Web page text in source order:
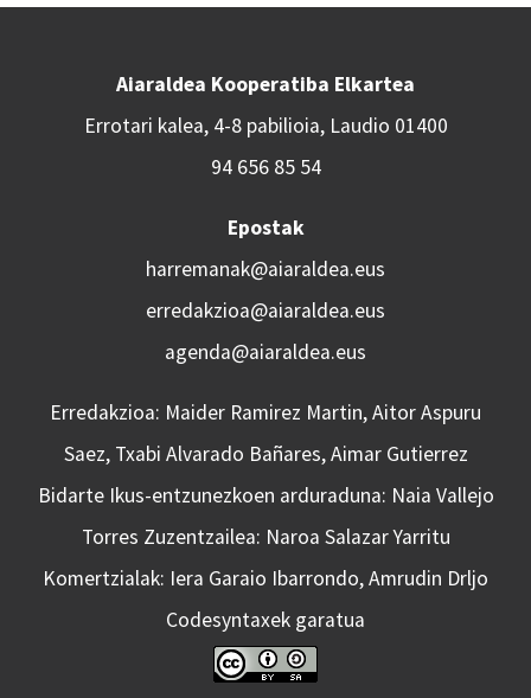
Aiaraldea Kooperatiba Elkartea
Errotari kalea, 4-8 pabilioia, Laudio 01400
94 656 85 54
Epostak
harremanak@aiaraldea.eus
erredakzioa@aiaraldea.eus
agenda@aiaraldea.eus
Erredakzioa: Maider Ramirez Martin, Aitor Aspuru
Saez, Txabi Alvarado Bañares, Aimar Gutierrez
Bidarte Ikus-entzunezkoen arduraduna: Naia Vallejo
Torres Zuzentzailea: Naroa Salazar Yarritu
Komertzialak: Iera Garaio Ibarrondo, Amrudin Drljo
Codesyntaxek garatua